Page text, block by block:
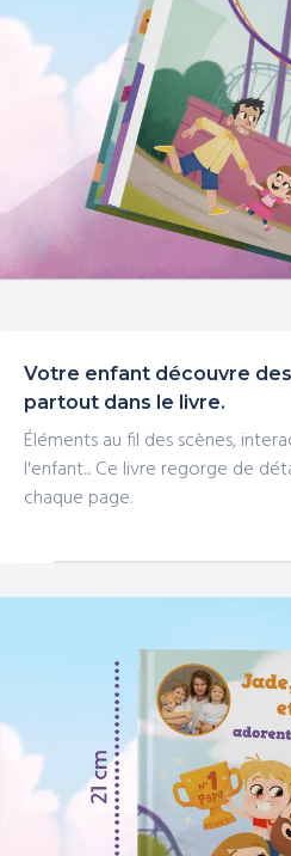
Votre enfant découvre
partout dans le livre.
Éléments au fil des scènes,
l'enfant... Ce livre regorge de
chaque page.